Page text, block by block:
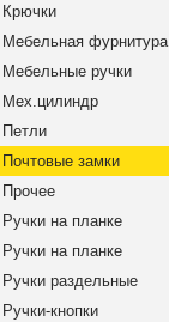
Крючки
Мебельная фурнитура
Мебельные ручки
Мех.цилиндр
Петли
Почтовые замки
Прочее
Ручки на планке
Ручки на планке
Ручки раздельные
Ручки-кнопки